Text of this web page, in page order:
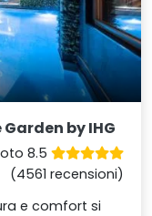
by IHG
8.5
(4561 recensioni)
e comfort si